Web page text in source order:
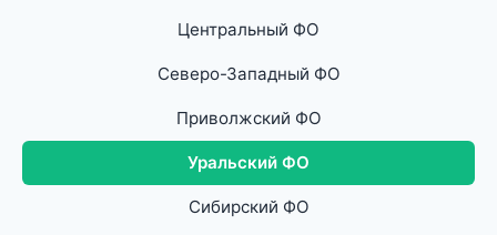
Центральный ФО
Северо-Западный ФО
Приволжский ФО
Уральский ФО
Сибирский ФО